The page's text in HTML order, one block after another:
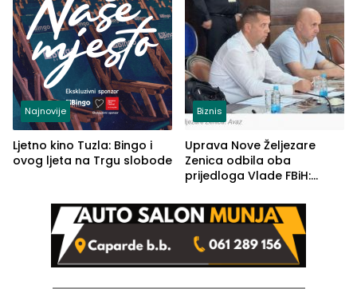
Najnovije
Ljetno kino Tuzla: Bingo i
ovog ljeta na Trgu slobode
Biznis
Uprava Nove Željezare
Zenica odbila oba
prijedloga Vlade FBiH:
rješenje